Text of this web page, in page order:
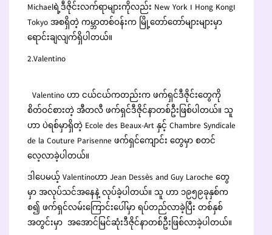
Michaelရဲ့ဒီဇိုင်းလက်ရာများကိုလည်း New York ၊ Hong Kong၊
Tokyo အစရှိတဲ့ ကမ္ဘာတစ်ဝန်းက မြို့တော်တော်များများမှာ
ရောင်းချလျက်ရှိပါတယ်။
2.Valentino
Valentino ဟာ ငယ်ငယ်ကတည်းက ဖက်ရှင်ဒီဇိုင်းတွေကို
စိတ်ဝင်စားတဲ့ အီတလီ ဖက်ရှင်ဒီဇိုင်နာတစ်ဦးဖြစ်ပါတယ်။ သူ
ဟာ ပဲရစ်မှာရှိတဲ့ Ecole des Beaux-Art နှင့် Chambre Syndicale
de la Couture Parisenne ဖက်ရှင်ကျောင်း တွေမှာ စတင်
လေ့လာခဲ့ပါတယ်။
ဒါပေမယ့် Valentinoဟာ Jean Dessès and Guy Laroche တွေ
မှာ အလုပ်သင်အနေနဲ့ လုပ်ခဲ့ပါတယ်။ သူ ဟာ ၁၉၅၉ခုနှစ်က
စ၍ ဖက်ရှင်လမ်းကြောင်းပေါ်မှာ ရပ်တည်လာခဲ့ပြီး တစ်နှစ်
အတွင်းမှာ အအောင်မြင်ဆုံးဒီဇိုင်နာတစ်ဦးဖြစ်လာခဲ့ပါတယ်။